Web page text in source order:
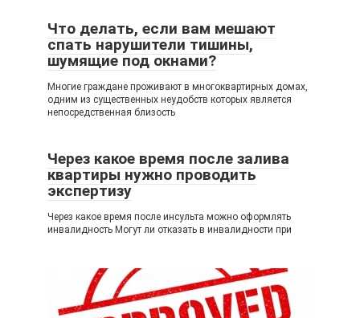
Что делать, если вам мешают
спать нарушители тишины,
шумящие под окнами?
Многие граждане проживают в многоквартирных домах,
одним из существенных неудобств которых является
непосредственная близость
Через какое время после залива
квартиры нужно проводить
экспертизу
Через какое время после инсульта можно оформлять
инвалидность Могут ли отказать в инвалидности при